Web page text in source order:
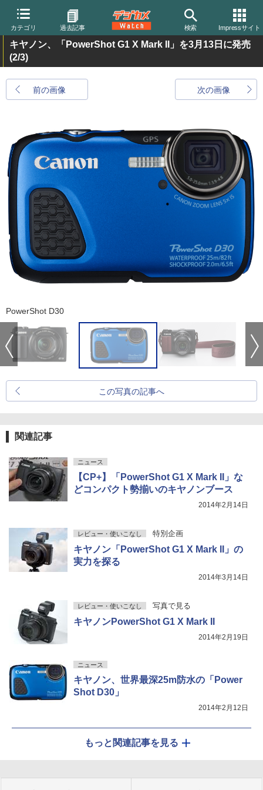
カテゴリ 過去記事 検索 Impressサイト
キヤノン、「PowerShot G1 X Mark II」を3月13日に発売
(2/3)
前の画像 次の画像
PowerShot D30
この写真の記事へ
関連記事
ニュース
【CP+】「PowerShot G1 X Mark II」な
どコンパクト勢揃いのキヤノンブース
2014年2月14日
レビュー・使いこなし 特別企画
キヤノン「PowerShot G1 X Mark II」の
実力を探る
2014年3月14日
レビュー・使いこなし 写真で見る
キヤノンPowerShot G1 X Mark II
2014年2月19日
ニュース
キヤノン、世界最深25m防水の「Power
Shot D30」
2014年2月12日
もっと関連記事を見る